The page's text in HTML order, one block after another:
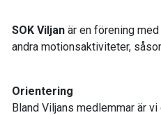
SOK Viljan är en förening
andra motionsaktiviteter,
Orientering
Bland Viljans medlemmar är